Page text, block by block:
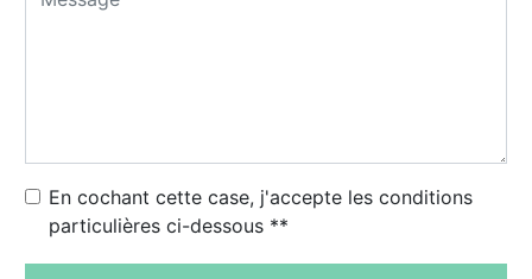
En cochant cette case, j'accepte les conditions
particulières ci-dessous **